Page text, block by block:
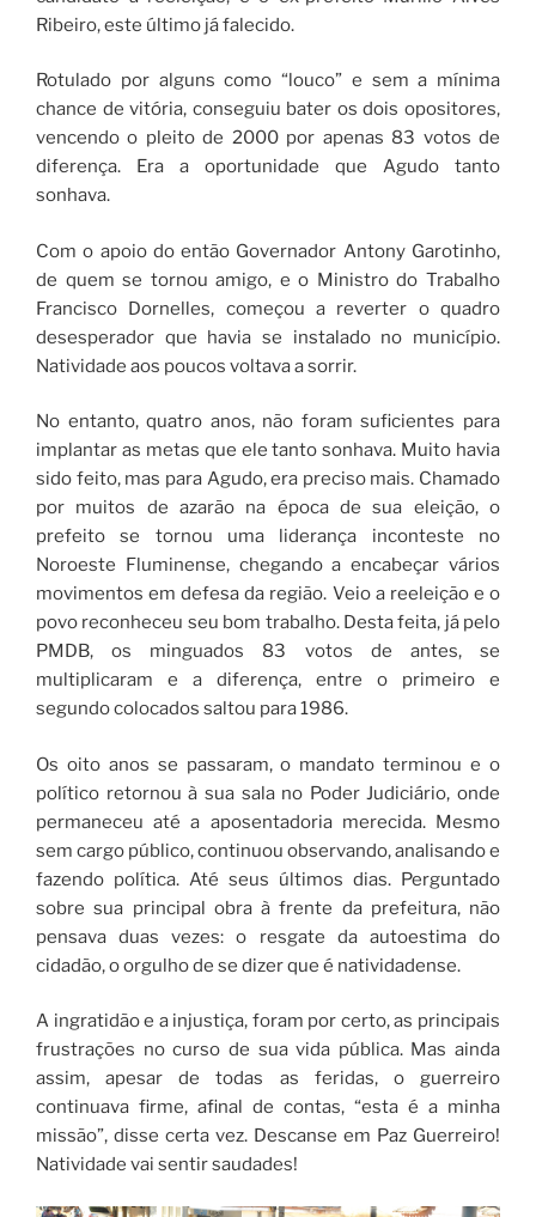
Ribeiro, este último já falecido.
Rotulado por alguns como “louco” e sem a mínima
chance de vitória, conseguiu bater os dois opositores,
vencendo o pleito de 2000 por apenas 83 votos de
diferença. Era a oportunidade que Agudo tanto
sonhava.
Com o apoio do então Governador Antony Garotinho,
de quem se tornou amigo, e o Ministro do Trabalho
Francisco Dornelles, começou a reverter o quadro
desesperador que havia se instalado no município.
Natividade aos poucos voltava a sorrir.
No entanto, quatro anos, não foram suficientes para
implantar as metas que ele tanto sonhava. Muito havia
sido feito, mas para Agudo, era preciso mais. Chamado
por muitos de azarão na época de sua eleição, o
prefeito se tornou uma liderança inconteste no
Noroeste Fluminense, chegando a encabeçar vários
movimentos em defesa da região. Veio a reeleição e o
povo reconheceu seu bom trabalho. Desta feita, já pelo
PMDB, os minguados 83 votos de antes, se
multiplicaram e a diferença, entre o primeiro e
segundo colocados saltou para 1986.
Os oito anos se passaram, o mandato terminou e o
político retornou à sua sala no Poder Judiciário, onde
permaneceu até a aposentadoria merecida. Mesmo
sem cargo público, continuou observando, analisando e
fazendo política. Até seus últimos dias. Perguntado
sobre sua principal obra à frente da prefeitura, não
pensava duas vezes: o resgate da autoestima do
cidadão, o orgulho de se dizer que é natividadense.
A ingratidão e a injustiça, foram por certo, as principais
frustrações no curso de sua vida pública. Mas ainda
assim, apesar de todas as feridas, o guerreiro
continuava firme, afinal de contas, “esta é a minha
missão”, disse certa vez. Descanse em Paz Guerreiro!
Natividade vai sentir saudades!